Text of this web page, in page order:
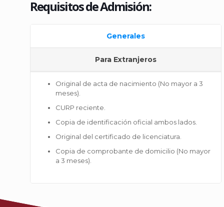
Requisitos de Admisión:
Generales
Para Extranjeros
Original de acta de nacimiento (No mayor a 3
meses).
CURP reciente.
Copia de identificación oficial ambos lados.
Original del certificado de licenciatura.
Copia de comprobante de domicilio (No mayor
a 3 meses).